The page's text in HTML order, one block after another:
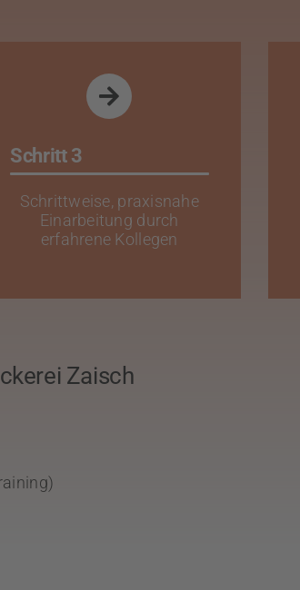
Schritt 3
Schrittweise, praxisnahe
Einarbeitung durch
erfahrene Kollegen
Zaisch